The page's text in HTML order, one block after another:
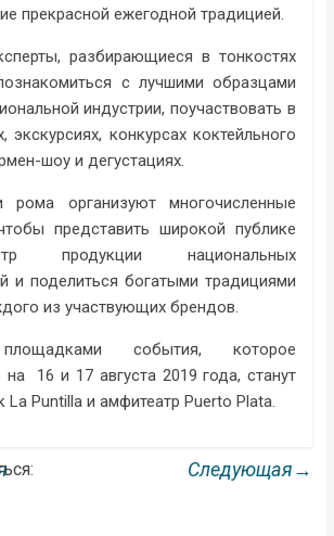
прекрасной ежегодной традицией.
разбирающиеся в тонкостях
с лучшими образцами
индустрии, поучаствовать в
экскурсиях, конкурсах коктейльного
шоу и дегустациях.
рома организуют многочисленные
представить широкой публике
продукции национальных
и поделиться богатыми традициями
из участвующих брендов.
события, которое
на 16 и 17 августа 2019 года, станут
La Puntilla и амфитеатр Puerto Plata.
Следующая→